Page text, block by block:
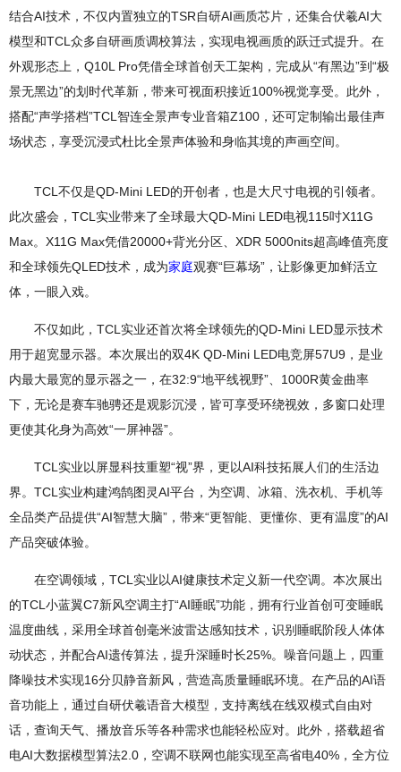
结合AI技术，不仅内置独立的TSR自研AI画质芯片，还集合伏羲AI大
模型和TCL众多自研画质调校算法，实现电视画质的跃迁式提升。在
外观形态上，Q10L Pro凭借全球首创天工架构，完成从“有黑边”到“极
景无黑边”的划时代革新，带来可视面积接近100%视觉享受。此外，
搭配“声学搭档”TCL智连全景声专业音箱Z100，还可定制输出最佳声
场状态，享受沉浸式杜比全景声体验和身临其境的声画空间。
TCL不仅是QD-Mini LED的开创者，也是大尺寸电视的引领者。
此次盛会，TCL实业带来了全球最大QD-Mini LED电视115吋X11G
Max。X11G Max凭借20000+背光分区、XDR 5000nits超高峰值亮度
和全球领先QLED技术，成为家庭观赛“巨幕场”，让影像更加鲜活立
体，一眼入戏。
不仅如此，TCL实业还首次将全球领先的QD-Mini LED显示技术
用于超宽显示器。本次展出的双4K QD-Mini LED电竞屏57U9，是业
内最大最宽的显示器之一，在32:9“地平线视野”、1000R黄金曲率
下，无论是赛车驰骋还是观影沉浸，皆可享受环绕视效，多窗口处理
更使其化身为高效“一屏神器”。
TCL实业以屏显科技重塑“视”界，更以AI科技拓展人们的生活边
界。TCL实业构建鸿鹄图灵AI平台，为空调、冰箱、洗衣机、手机等
全品类产品提供“AI智慧大脑”，带来“更智能、更懂你、更有温度”的AI
产品突破体验。
在空调领域，TCL实业以AI健康技术定义新一代空调。本次展出
的TCL小蓝翼C7新风空调主打“AI睡眠”功能，拥有行业首创可变睡眠
温度曲线，采用全球首创毫米波雷达感知技术，识别睡眠阶段人体体
动状态，并配合AI遗传算法，提升深睡时长25%。噪音问题上，四重
降噪技术实现16分贝静音新风，营造高质量睡眠环境。在产品的AI语
音功能上，通过自研伏羲语音大模型，支持离线在线双模式自由对
话，查询天气、播放音乐等各种需求也能轻松应对。此外，搭载超省
电AI大数据模型算法2.0，空调不联网也能实现至高省电40%，全方位